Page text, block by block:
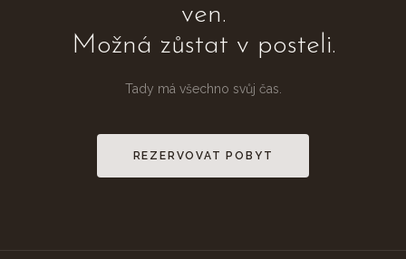
ven.
Možná zůstat v posteli.
Tady má všechno svůj čas.
REZERVOVAT POBYT